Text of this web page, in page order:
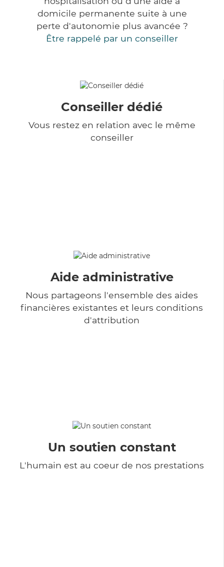
domicile permanente suite à une
perte d'autonomie plus avancée ?
Être rappelé par un conseiller
Conseiller dédié
Vous restez en relation avec le même
conseiller
Aide administrative
Nous partageons l'ensemble des aides
financières existantes et leurs conditions
d'attribution
Un soutien constant
L'humain est au coeur de nos prestations